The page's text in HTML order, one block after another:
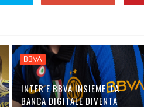
BBVA
INTER E BBVA INSIEME: LA
BANCA DIGITALE DIVENTA